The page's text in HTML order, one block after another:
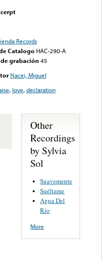
Records
Catalogo HAC-290-A
grabación 45
Nacei, Miguel
, love,declaration
Other
Recordings
by Sylvia
Sol
Suavemente
Suéltame
Agua Del
Río
More